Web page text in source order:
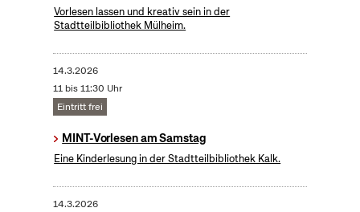
Vorlesen lassen und kreativ sein in der
Stadtteilbibliothek Mülheim.
14.3.2026
11 bis 11:30 Uhr
Eintritt frei
MINT-Vorlesen am Samstag
Eine Kinderlesung in der Stadtteilbibliothek Kalk.
14.3.2026